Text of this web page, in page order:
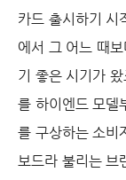
카드 출시하기 시
에서 그 어느 때
기 좋은 시기가
를 하이엔드 모델
를 구상하는 소비
보드라 불리는 브